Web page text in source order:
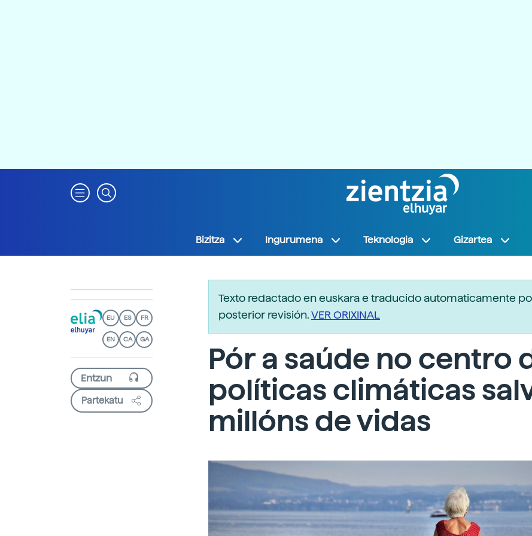
Bizitza Ingurumena Teknologia Gizartea
EU ES FR
EN CA GA
Partekatu
Texto redactado en euskara e traducido automaticamente
posterior revisión.VER ORIXINAL
Pór a saúde no centro
políticas climáticas
millóns de vidas